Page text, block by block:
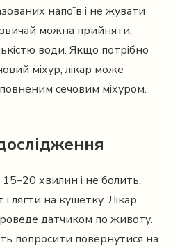
напоїв і не жувати
можна прийняти,
води. Якщо потрібно
міхур, лікар може
сечовим міхуром.
хвилин і не болить.
лягти на кушетку. Лікар
датчиком по животу.
попросити повернутися на